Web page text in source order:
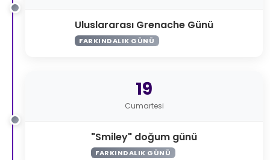
Uluslararası Grenache Günü
FARKINDALIK GÜNÜ
19
Cumartesi
"Smiley" doğum günü
FARKINDALIK GÜNÜ